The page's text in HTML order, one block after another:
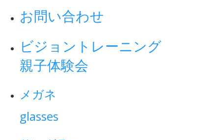
お問い合わせ
ビジョントレーニング
親子体験会
メガネ
glasses